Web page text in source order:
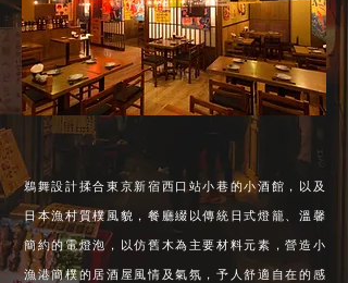
鵜舞設計揉合東京新宿西口站小巷的小酒館，以及
日本漁村質樸風貌，餐廳綴以傳統日式燈籠、溫馨
簡約的電燈泡，以仿舊木為主要材料元素，營造小
漁港簡樸的居酒屋風情及氣氛，予人舒適自在的感